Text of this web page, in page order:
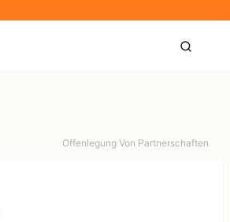
Offenlegung Von Partnerschaften